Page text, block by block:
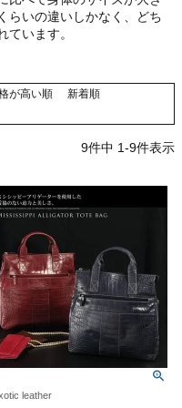
らいの違いしかなく、どち
ています。
が高い順
新着順
9件中 1-9件表示
leather